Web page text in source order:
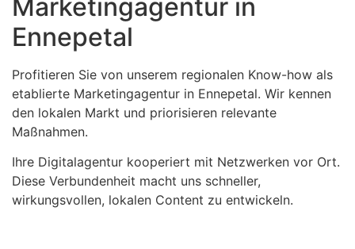
Marketingagentur in
Ennepetal
Profitieren Sie von unserem regionalen Know-how als
etablierte Marketingagentur in Ennepetal. Wir kennen
den lokalen Markt und priorisieren relevante
Maßnahmen.
Ihre Digitalagentur kooperiert mit Netzwerken vor Ort.
Diese Verbundenheit macht uns schneller,
wirkungsvollen, lokalen Content zu entwickeln.